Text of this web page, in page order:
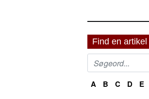
Find en artikel
A B C D E